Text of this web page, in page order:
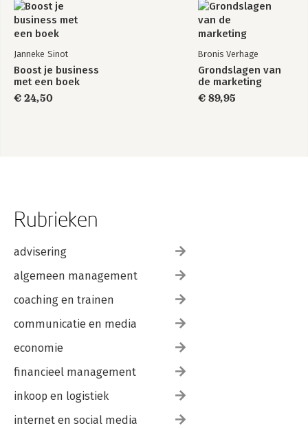
Janneke Sinot
Boost je business
met een boek
€ 24,50
Bronis Verhage
Grondslagen van
de marketing
€ 89,95
Rubrieken
advisering
algemeen management
coaching en trainen
communicatie en media
economie
financieel management
inkoop en logistiek
internet en social media